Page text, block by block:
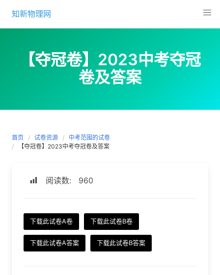
content
知新物理网
【夺冠卷】2023中考夺冠
卷及答案
首页 试卷资源
中考范围的试卷
【夺冠卷】2023中考夺冠卷及答案
阅读数: 960
下载此试卷A卷 下载此试卷B卷
下载此试卷A答案 下载此试卷B答案